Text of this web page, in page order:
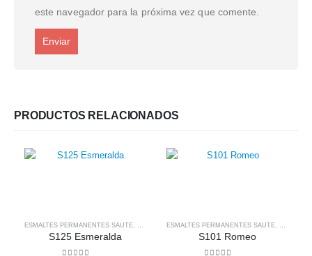
este navegador para la próxima vez que comente.
PRODUCTOS RELACIONADOS
ESMALTES PERMANENTES SAUTE, SAUTE NAILS
S125 Esmeralda
ESMALTES PERMANENTES SAUTE, SAUTE
S101 Romeo